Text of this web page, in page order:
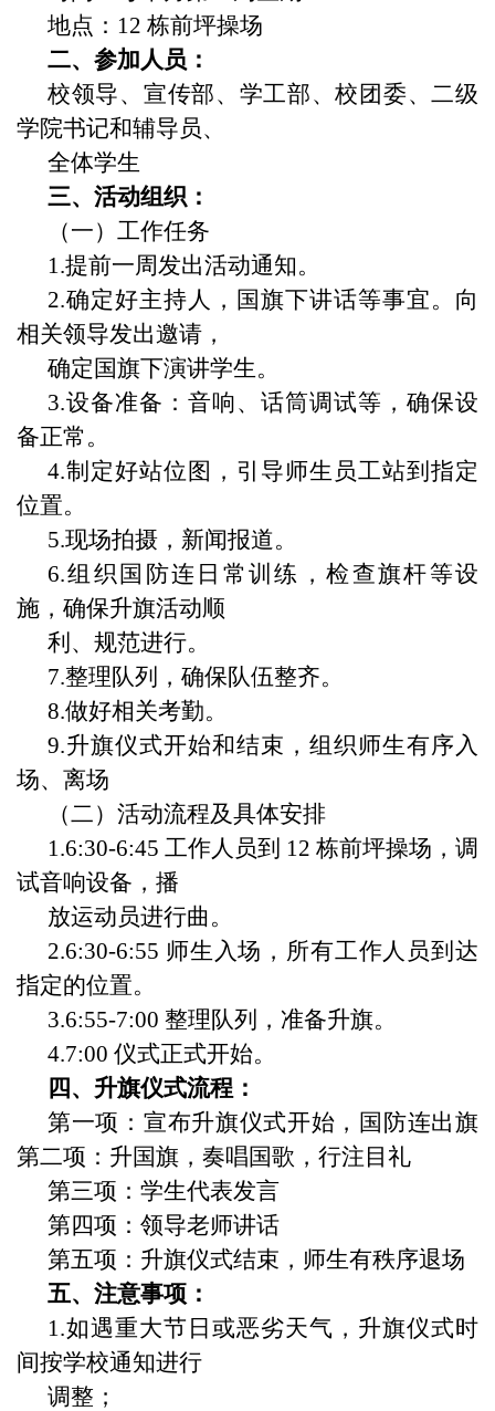
地点：12 栋前坪操场
二、参加人员：
校领导、宣传部、学工部、校团委、二级
学院书记和辅导员、
全体学生
三、活动组织：
（一）工作任务
1.提前一周发出活动通知。
2.确定好主持人，国旗下讲话等事宜。向
相关领导发出邀请，
确定国旗下演讲学生。
3.设备准备：音响、话筒调试等，确保设
备正常。
4.制定好站位图，引导师生员工站到指定
位置。
5.现场拍摄，新闻报道。
6.组织国防连日常训练，检查旗杆等设
施，确保升旗活动顺
利、规范进行。
7.整理队列，确保队伍整齐。
8.做好相关考勤。
9.升旗仪式开始和结束，组织师生有序入
场、离场
（二）活动流程及具体安排
1.6:30-6:45 工作人员到 12 栋前坪操场，调
试音响设备，播
放运动员进行曲。
2.6:30-6:55 师生入场，所有工作人员到达
指定的位置。
3.6:55-7:00 整理队列，准备升旗。
4.7:00 仪式正式开始。
四、升旗仪式流程：
第一项：宣布升旗仪式开始，国防连出旗
第二项：升国旗，奏唱国歌，行注目礼
第三项：学生代表发言
第四项：领导老师讲话
第五项：升旗仪式结束，师生有秩序退场
五、注意事项：
1.如遇重大节日或恶劣天气，升旗仪式时
间按学校通知进行
调整；